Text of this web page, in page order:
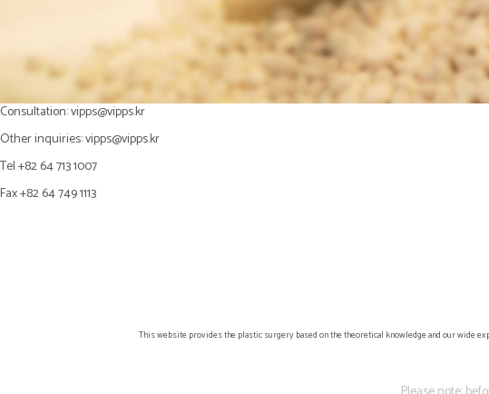
Consultation:vipps@vipps.kr
Other inquiries:vipps@vipps.kr
Tel +82 64 713 1007
Fax +82 64 749 1113
This website provides the plastic surgery based on the theoretical knowledge and our wide